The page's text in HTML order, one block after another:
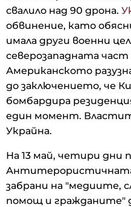
свалило над 90 дрона.
обвинение, като
имала други военни
северозападната част
Американското
до заключението, че
бомбардира
един момент.
Украйна.
На 13 май, четири дни
забрани на "медиите,
помощ и гражданите"